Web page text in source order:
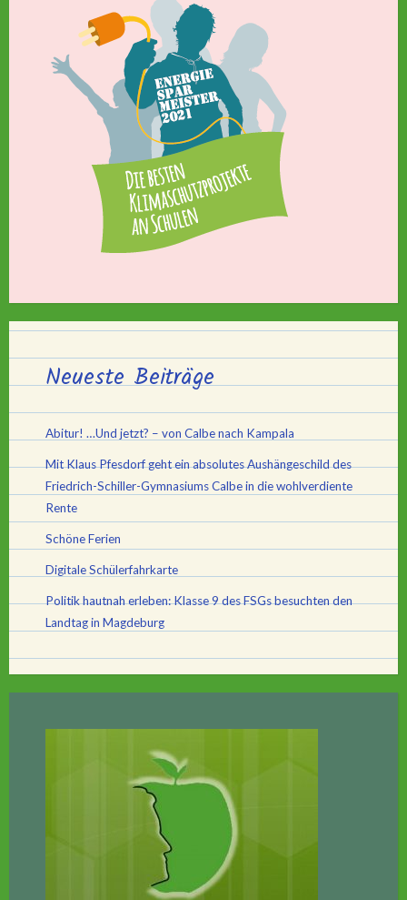
Neueste Beiträge
Abitur! …Und jetzt? – von Calbe nach Kampala
Mit Klaus Pfesdorf geht ein absolutes Aushängeschild des
Friedrich-Schiller-Gymnasiums Calbe in die wohlverdiente
Rente
Schöne Ferien
Digitale Schülerfahrkarte
Politik hautnah erleben: Klasse 9 des FSGs besuchten den
Landtag in Magdeburg